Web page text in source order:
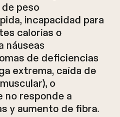
peso
incapacidad para
calorías o
náuseas
de deficiencias
extrema, caída de
o
responde a
y aumento de fibra.